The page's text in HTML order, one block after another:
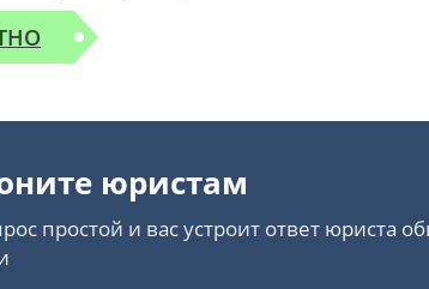
юристам
простой и вас устроит ответ юриста